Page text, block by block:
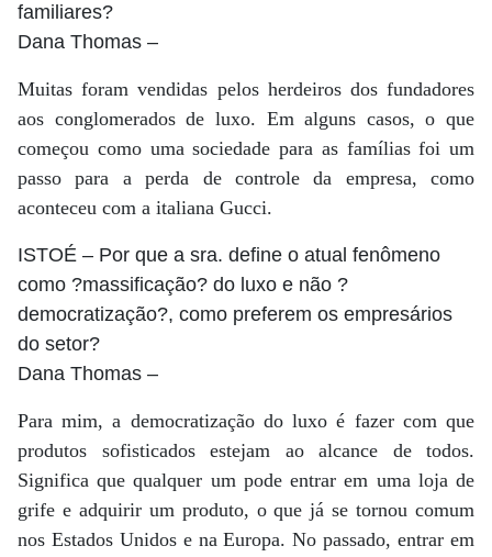
familiares?
Dana Thomas –
Muitas foram vendidas pelos herdeiros dos fundadores
aos conglomerados de luxo. Em alguns casos, o que
começou como uma sociedade para as famílias foi um
passo para a perda de controle da empresa, como
aconteceu com a italiana Gucci.
ISTOÉ – Por que a sra. define o atual fenômeno
como ?massificação? do luxo e não ?
democratização?, como preferem os empresários
do setor?
Dana Thomas –
Para mim, a democratização do luxo é fazer com que
produtos sofisticados estejam ao alcance de todos.
Significa que qualquer um pode entrar em uma loja de
grife e adquirir um produto, o que já se tornou comum
nos Estados Unidos e na Europa. No passado, entrar em